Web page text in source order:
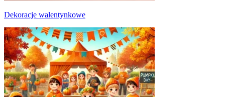
Dekoracje walentynkowe